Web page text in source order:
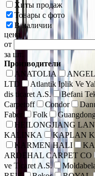
Хиты продаж
Товары с фото
В наличии
цена
от
за шт.
Производители
ANATOLIA
LTD
Atlantik Iplik Ve
dis ticaret A.S.
Befani
Carpetoff
Condor
Faber
Folk
HEILONGJIANG
KALINKA
KAPLAN
KARMEN HALI
ARDEHAL CARPET CO
ve Ticaret A.S.